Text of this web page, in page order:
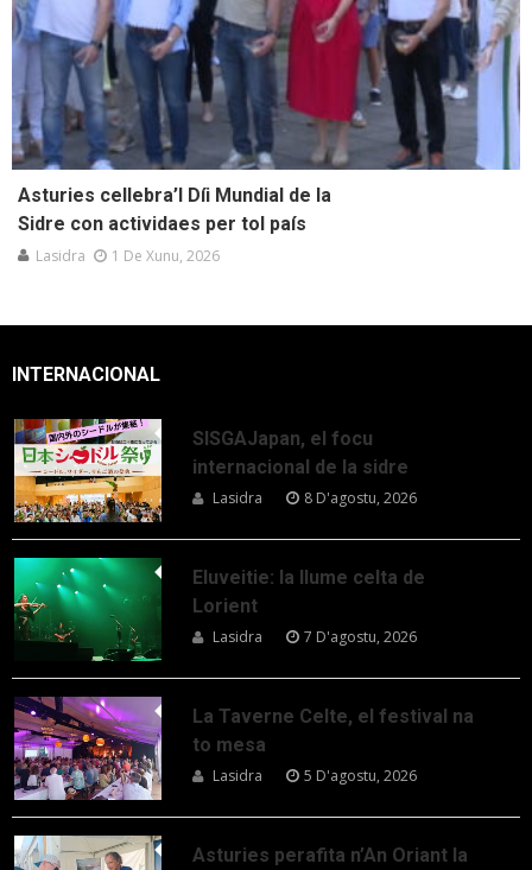
Asturies cellebra’l Díi Mundial de la
Sidre con actividaes per tol país
Lasidra 1 De Xunu, 2026
INTERNACIONAL
SISGAJapan, el focu
internacional de la sidre
Lasidra 8 D'agostu, 2026
Eluveitie: la llume celta de
Lorient
Lasidra 7 D'agostu, 2026
La Taverne Celte, el festival na
to mesa
Lasidra 5 D'agostu, 2026
Asturies perafita n’An Oriant la